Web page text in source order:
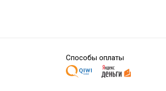
Способы оплаты